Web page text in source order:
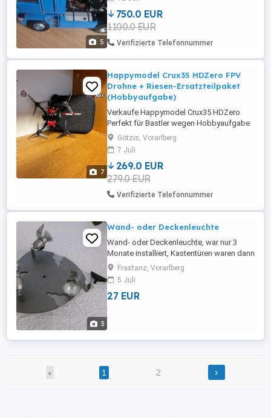
5
das als Hobby gerne haben möchte
einfach melden Da ich ein neues Projekt
starten möchte und platz brauche
verkaufe ich den schweren Herzens Nur ...
750.0 EUR
1100.0 EUR
Verifizierte Telefonnummer
7
Happymodel Crux35 HDZero FPV
Drohne + Riesen-Ersatzteilpaket
(Hobbyaufgabe)
Verkaufe Happymodel Crux35 HDZero
Perfekt für Bastler wegen Hobbyaufgabe
(Neupreis für alles etwa 450 !!) Hallo! Ich
verkaufe hier meine digitale Happymodel
Crux35 (HDZero Version) wegen
kompletter Aufgabe des Hobbys. Ich bin
die Drohne kaum geflogen, da mir leider
die Zeit und Motivation fehlt. Zum ...
Götzis, Vorarlberg
7 Juli
269.0 EUR
279.0 EUR
Verifizierte Telefonnummer
3
Wand- oder Deckenleuchte
Wand- oder Deckenleuchte, war nur 3
Monate installiert, Kastentüren waren dann
zu hoch, neuwertig, sehr helle Lampen,
Frastanz, Vorarlberg
5 Juli
27 EUR
‹ 1 2 ›